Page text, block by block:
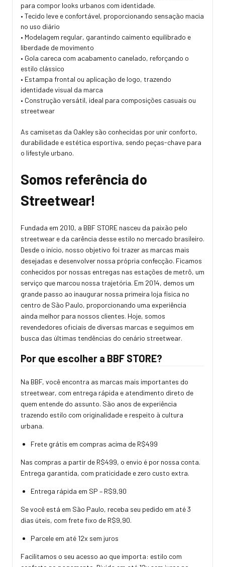
para compor looks urbanos com identidade.
• Tecido leve e confortável, proporcionando sensação macia
no uso diário
• Modelagem regular, garantindo caimento equilibrado e
liberdade de movimento
• Gola careca com acabamento canelado, reforçando o
estilo clássico
• Estampa frontal ou aplicação de logo, trazendo
identidade visual da marca
• Construção versátil, ideal para composições casuais ou
streetwear
As camisetas da Oakley são conhecidas por unir conforto,
durabilidade e estética esportiva, sendo peças-chave para
o lifestyle urbano.
Somos referência do
Streetwear!
Fundada em 2010, a BBF STORE nasceu da paixão pelo
streetwear e da carência desse estilo no mercado brasileiro.
Desde o início, nosso objetivo foi trazer as marcas mais
desejadas e desenvolver nossa própria confecção. Ficamos
conhecidos por nossas entregas nas estações de metrô, um
serviço que marcou nossa trajetória. Em 2014, demos um
grande passo ao inaugurar nossa primeira loja física no
centro de São Paulo, proporcionando uma experiência
ainda melhor para nossos clientes. Hoje, somos
revendedores oficiais de diversas marcas e seguimos em
busca das últimas tendências do cenário streetwear.
Por que escolher a BBF STORE?
Na BBF, você encontra as marcas mais importantes do
streetwear, com entrega rápida e atendimento direto de
quem entende do assunto. São anos de experiência
trazendo estilo com originalidade e respeito à cultura
urbana.
Frete grátis em compras acima de R$499
Nas compras a partir de R$499, o envio é por nossa conta.
Entrega garantida, com praticidade e zero custo extra.
Entrega rápida em SP – R$9,90
Se você está em São Paulo, receba seu pedido em até 3
dias úteis, com frete fixo de R$9,90.
Parcele em até 12x sem juros
Facilitamos o seu acesso ao que importa: estilo com